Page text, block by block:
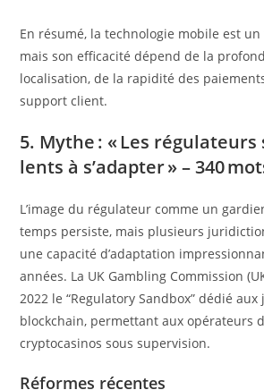
En résumé, la technologie mobile est
mais son efficacité dépend de la
localisation, de la rapidité des
support client.
5. Mythe : « Les
lents à s’adapter » – 340
L’image du régulateur comme un
temps persiste, mais plusieurs
une capacité d’adaptation
années. La UK Gambling Commission
2022 le “Regulatory Sandbox” dédié
blockchain, permettant aux opérateurs
cryptocasinos sous supervision.
Réformes récentes